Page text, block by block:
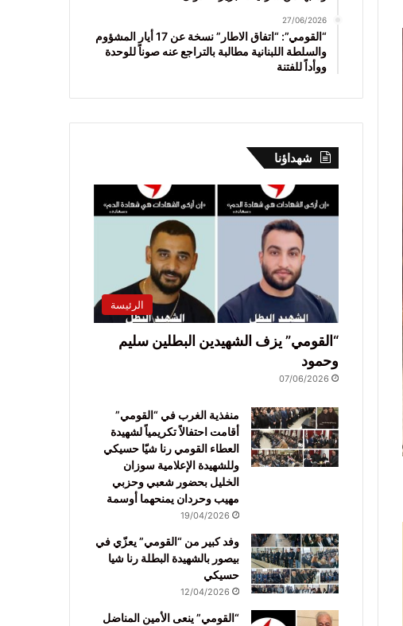
27/06/2026
“القومي”: “اتفاق الاطار” نسخة عن 17 أيار المشؤوم
والسلطة اللبنانية مطالبة بالتراجع عنه صوناً للوحدة
ووأداً للفتنة
شهداؤنا
الرئيسة
“القومي” يزف الشهيدين البطلين سليم
وحمود
07/06/2026
منفذية الغرب في “القومي”
أقامت احتفالاً تكريمياً لشهيدة
العطاء القومي رنا شيّا حسيكي
وللشهيدة الإعلامية سوزان
الخليل بحضور شعبي وحزبي
مهيب وحردان يمنحهما أوسمة
19/04/2026
وفد كبير من “القومي” يعزّي في
بيصور بالشهيدة البطلة رنا شيا
حسيكي
12/04/2026
“القومي” ينعى الأمين المناضل